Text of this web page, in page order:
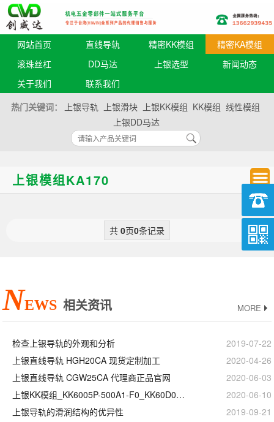
网站首页 直线导轨 精密KK模组
精密KA模组
滚珠丝杠
DD马达 上银选型
新闻动态
关于我们
联系我们
热门关键词：
上银导轨 上银滑块 上银KK模组 KK模组 线性模组
上银DD马达
上银模组KA170
共 0页0条记录
NEWS 相关资讯 MORE
检查上银导轨的外观和分析
2019-07-22
上银直线导轨 HGH20CA 现货定制加工
2020-04-26
上银直线导轨 CGW25CA 代理商正品官网
2020-06-03
上银KK模组_KK6005P-500A1-F0_KK60D05P-500A1-F0_现货定制加工
2020-06-10
上银导轨的滑润结构的优异性
2019-09-21